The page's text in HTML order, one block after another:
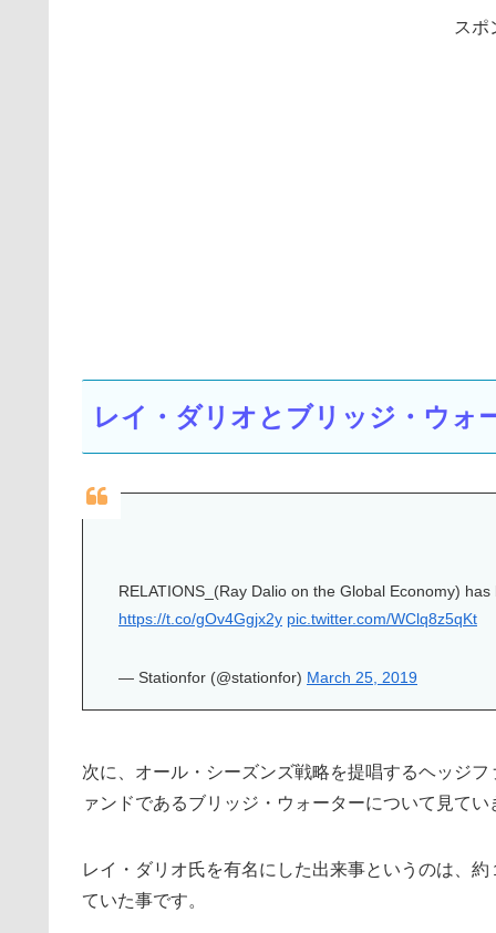
スポ
レイ・ダリオとブリッジ・ウォ
RELATIONS_(Ray Dalio on the Global Economy)
https://t.co/gOv4Ggjx2y pic.twitter.com/WClq8z5qKt
— Stationfor (@stationfor) March 25, 2019
次に、オール・シーズンズ戦略を提唱するヘッジ
ァンドであるブリッジ・ウォーターについて見て
レイ・ダリオ氏を有名にした出来事というのは、
ていた事です。